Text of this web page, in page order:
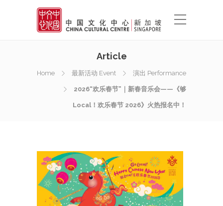
Article
Home 最新活动 Event 演出 Performance
2026“欢乐春节”｜新春音乐会——《够
Local！欢乐春节 2026》火热报名中！